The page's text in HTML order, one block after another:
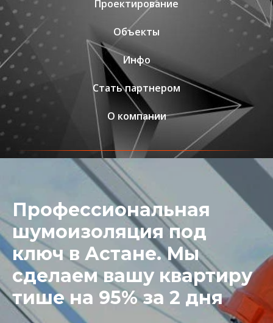
Проектирование
Объекты
Инфо
Стать партнером
О компании
Профессиональная
шумоизоляция под
ключ в Астане. Мы
сделаем вашу квартиру
тише на 95% за 2 дня